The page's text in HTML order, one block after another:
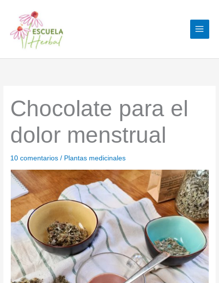
contenido
Chocolate para el
dolor menstrual
10 comentarios / Plantas medicinales